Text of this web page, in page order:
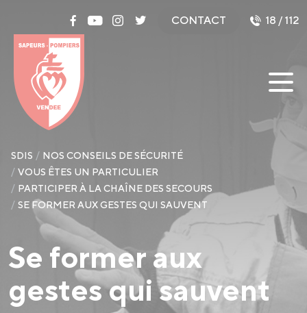
CONTACT 18 / 112
SDIS
NOS CONSEILS DE SÉCURITÉ
VOUS ÊTES UN PARTICULIER
PARTICIPER À LA CHAÎNE DES SECOURS
SE FORMER AUX GESTES QUI SAUVENT
Se former aux
gestes qui sauvent